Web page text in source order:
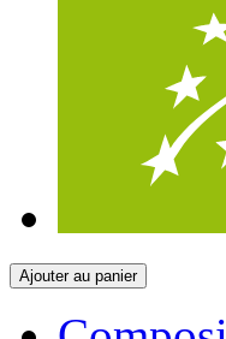
Ajouter au panier